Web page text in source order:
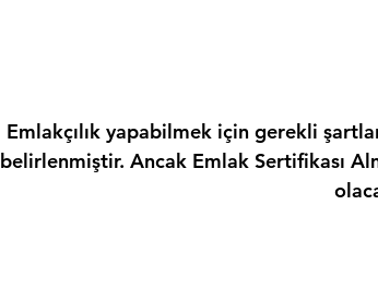
Emlakçılık yapabilmek için gerekli
belirlenmiştir. Ancak Emlak Sertifikası